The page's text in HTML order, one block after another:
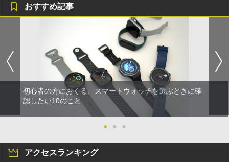
おすすめ記事
初心者の方におくる、スマートウォッチを選ぶときに確
認したい10のこと
● ● ●
アクセスランキング